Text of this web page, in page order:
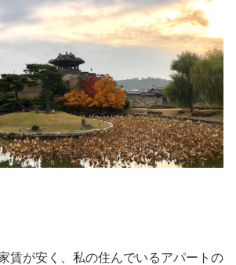
賃が安く、私の住んでいるアパートの